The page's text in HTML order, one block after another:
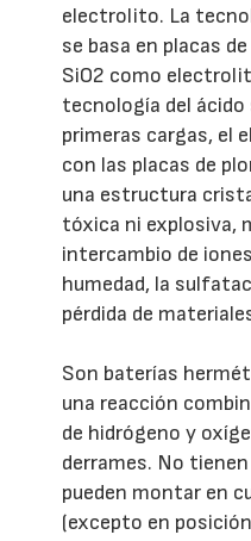
electrolito. La
se basa en placas
SiO2 como
tecnología del
primeras cargas, el
con las placas de
una estructura
tóxica ni explosiva,
intercambio de
humedad, la
pérdida de
Son baterías
una reacción
de hidrógeno y
derrames. No
pueden montar en
(excepto en